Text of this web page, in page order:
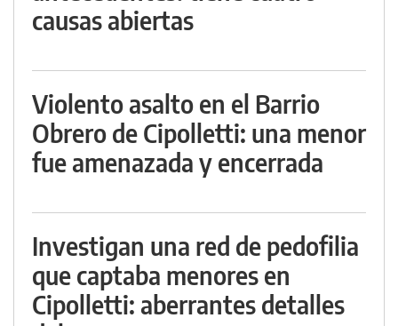
causas abiertas
Violento asalto en el Barrio
Obrero de Cipolletti: una menor
fue amenazada y encerrada
Investigan una red de pedofilia
que captaba menores en
Cipolletti: aberrantes detalles